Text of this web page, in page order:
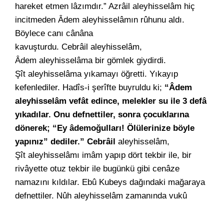
hareket etmen lâzımdır.” Azrâil aleyhisselâm hiç
incitmeden Âdem aleyhisselâmın rûhunu aldı.
Böylece canı cânâna
kavuşturdu. Cebrâil aleyhisselâm,
Âdem aleyhisselâma bir gömlek giydirdi.
Şît aleyhisselâma yıkamayı öğretti. Yıkayıp
kefenlediler. Hadîs-i şerîfte buyruldu ki; “Âdem
aleyhisselâm vefât edince, melekler su ile 3 defâ
yıkadılar. Onu defnettiler, sonra çocuklarına
dönerek; “Ey âdemoğulları! Ölülerinize böyle
yapınız” dediler.” Cebrâil aleyhisselâm,
Şît aleyhisselâmı imâm yapıp dört tekbir ile, bir
rivâyette otuz tekbir ile bugünkü gibi cenâze
namazını kıldılar. Ebû Kubeys dağındaki mağaraya
defnettiler. Nûh aleyhisselâm zamanında vukû